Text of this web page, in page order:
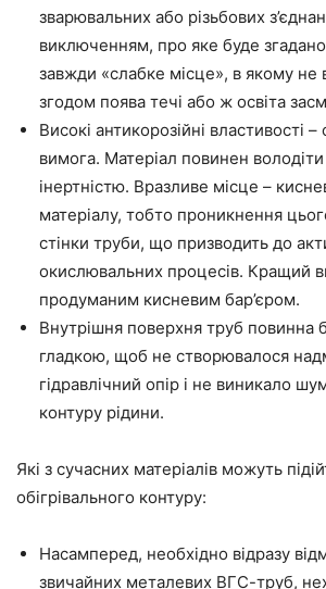
зварювальних або різьбових
виключенням, про яке буде
завжди «слабке місце», в якому не
згодом поява течі або ж освіта
Високі антикорозійні властивості –
вимога. Матеріал повинен
інертністю. Вразливе місце –
матеріалу, тобто проникнення
стінки труби, що призводить до
окислювальних процесів. Кращий
продуманим кисневим бар’єром.
Внутрішня поверхня труб повинна
гладкою, щоб не створювалося
гідравлічний опір і не виникало
контуру рідини.
Які з сучасних матеріалів можуть
обігрівального контуру:
Насамперед, необхідно відразу
звичайних металевих ВГС-труб,